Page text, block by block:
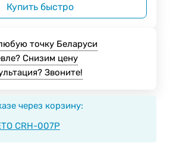
Купить быстро
точку Беларуси
Снизим цену
Звоните!
через корзину:
CRH-007P